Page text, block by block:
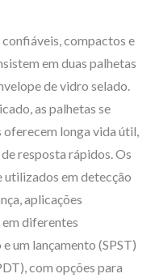
compactos e
em duas palhetas
de vidro selado.
as palhetas se
longa vida útil,
resposta rápidos. Os
utilizados em detecção
aplicações
diferentes
um lançamento (SPST)
com opções para